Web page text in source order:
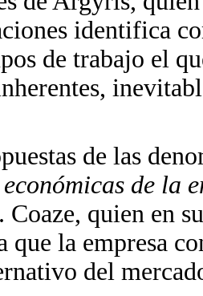
identifica
de trabajo el
de las
de la
Coaze, quien en
que la empresa
del